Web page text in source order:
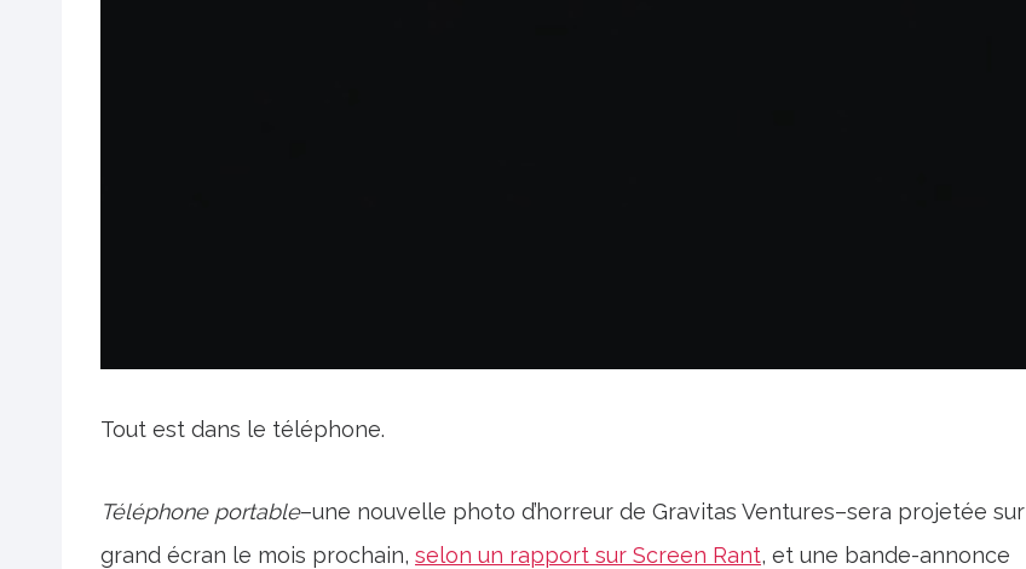
Tout est dans le téléphone.
Téléphone portable–une nouvelle photo d’horreur de Gravitas Ventures–sera projetée sur
grand écran le mois prochain, selon un rapport sur Screen Rant, et une bande-annonce